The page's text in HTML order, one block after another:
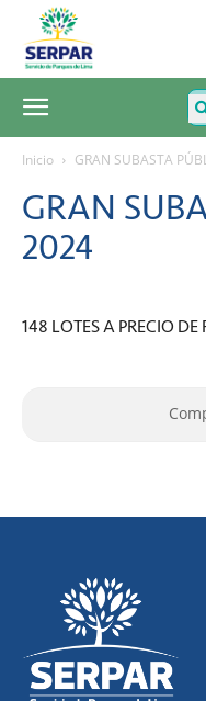
SERPAR
Servicio
de
Parques
Inicio GRAN SUBASTA
GRAN
2024
148 LOTES A PRECIO DE